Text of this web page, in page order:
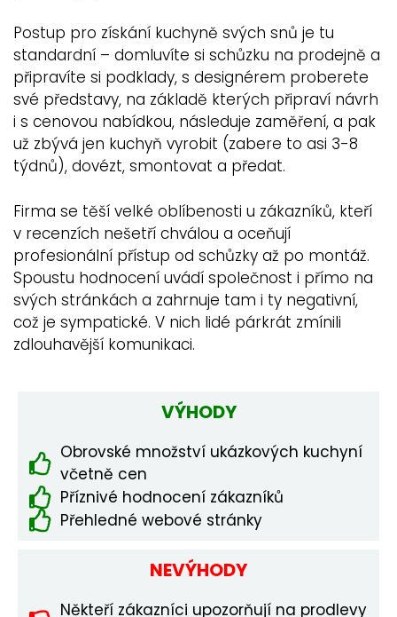
Postup pro získání kuchyně svých snů je tu
standardní – domluvíte si schůzku na prodejně a
připravíte si podklady, s designérem proberete
své představy, na základě kterých připraví návrh
i s cenovou nabídkou, následuje zaměření, a pak
už zbývá jen kuchyň vyrobit (zabere to asi 3-8
týdnů), dovézt, smontovat a předat.
Firma se těší velké oblíbenosti u zákazníků, kteří
v recenzích nešetří chválou a oceňují
profesionální přístup od schůzky až po montáž.
Spoustu hodnocení uvádí společnost i přímo na
svých stránkách a zahrnuje tam i ty negativní,
což je sympatické. V nich lidé párkrát zmínili
zdlouhavější komunikaci.
VÝHODY
Obrovské množství ukázkových kuchyní
včetně cen
Příznivé hodnocení zákazníků
Přehledné webové stránky
NEVÝHODY
Někteří zákazníci upozorňují na prodlevy